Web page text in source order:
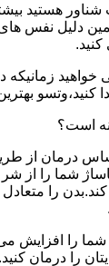
شناور هستید
دلیل نفس
خواهید
کنید،وتسو
است؟
درمان از
شما را از
را
شما را
را درمان